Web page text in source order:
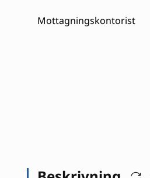
Mottagningskontorist